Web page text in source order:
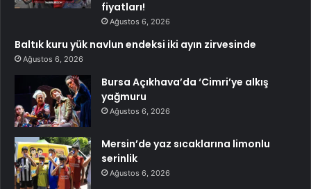
fiyatları!
Ağustos 6, 2026
Baltık kuru yük navlun endeksi iki ayın zirvesinde
Ağustos 6, 2026
Bursa Açıkhava’da ‘Cimri’ye alkış
yağmuru
Ağustos 6, 2026
Mersin’de yaz sıcaklarına limonlu
serinlik
Ağustos 6, 2026